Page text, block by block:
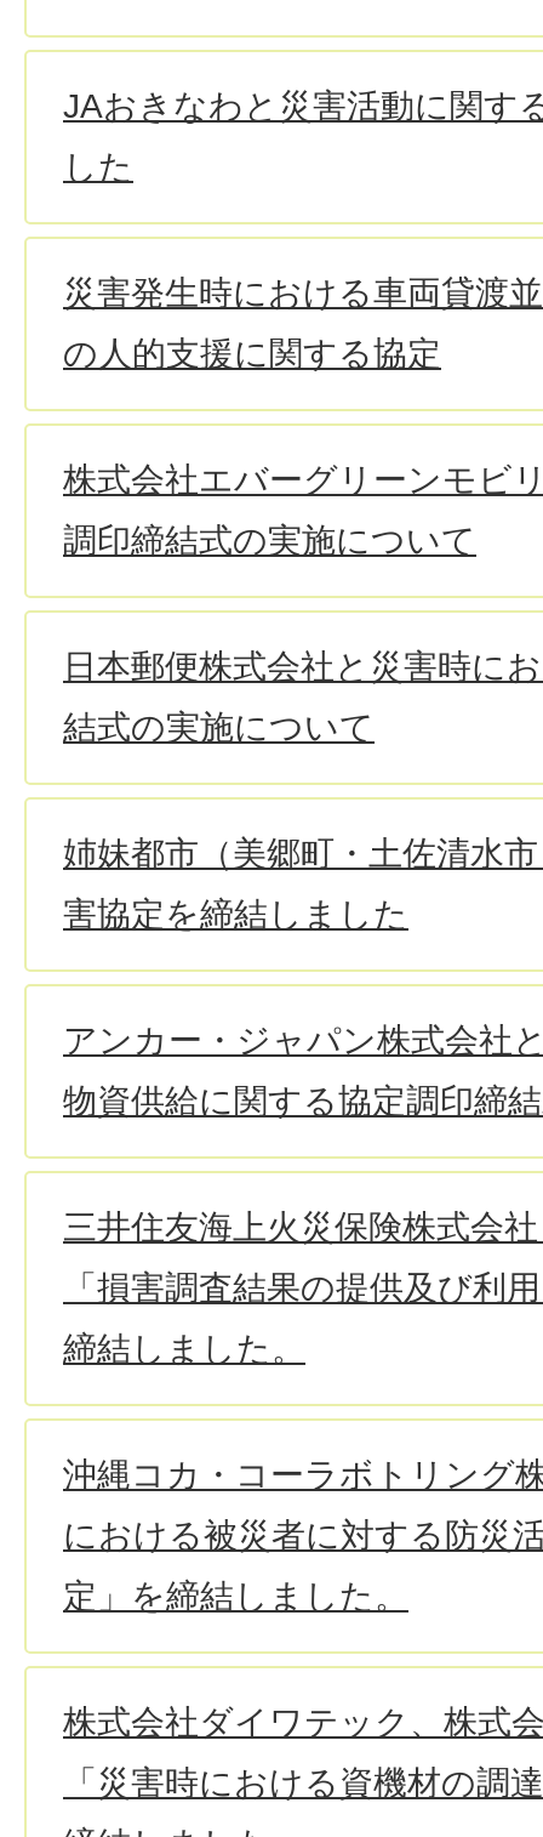
JAおきなわと災害活動に関す
した
災害発生時における車両貸渡
の人的支援に関する協定
株式会社エバーグリーンモビ
調印締結式の実施について
日本郵便株式会社と災害時に
結式の実施について
姉妹都市（美郷町・土佐清水
害協定を締結しました
アンカー・ジャパン株式会社
物資供給に関する協定調印締
三井住友海上火災保険株式会
「損害調査結果の提供及び利
締結しました。
沖縄コカ・コーラボトリング
における被災者に対する防災
定」を締結しました。
株式会社ダイワテック、株式
「災害時における資機材の調